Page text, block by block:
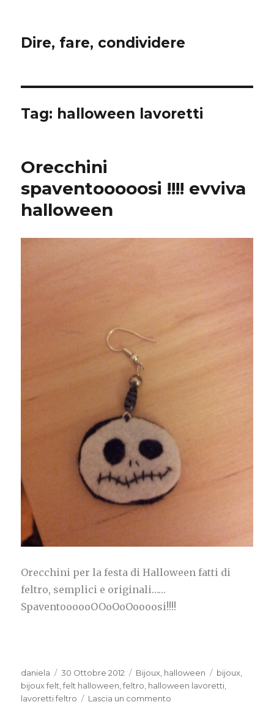
Dire, fare, condividere
Tag: halloween lavoretti
Orecchini
spaventooooosi !!!! evviva
halloween
Orecchini per la festa di Halloween fatti di
feltro, semplici e originali……
SpaventoooooOOoOoOoooosi!!!!
Autore
daniela
Pubblicato
il
30 Ottobre 2012 Categorie
Bijoux, halloween Tag
bijoux,
bijoux felt,felt halloween,feltro, halloween lavoretti,
lavoretti feltro
Lascia un commento